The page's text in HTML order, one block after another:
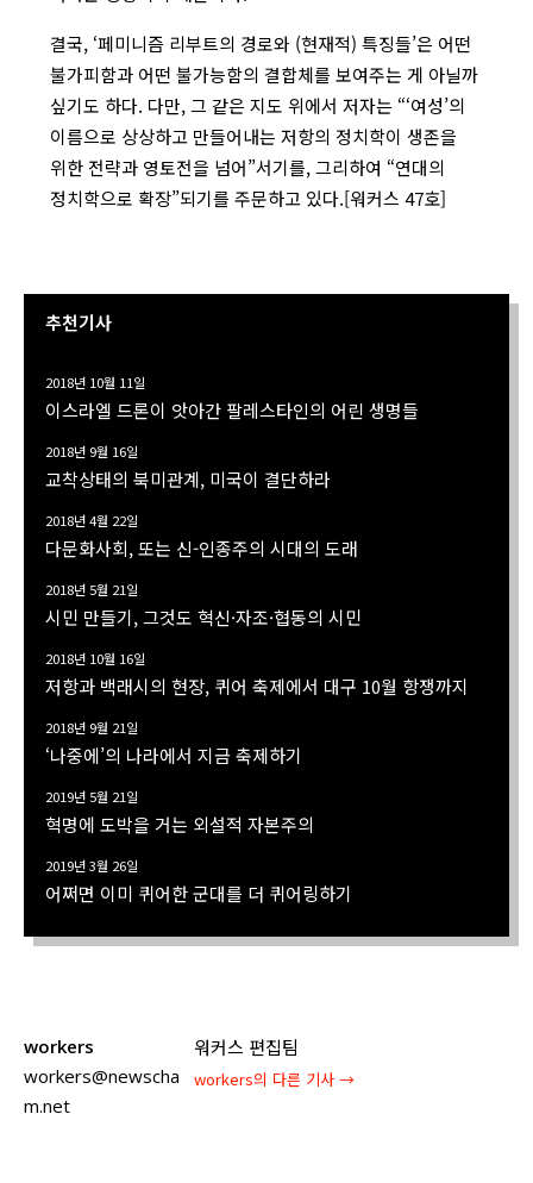
결국, ‘페미니즘 리부트의 경로와 (현재적) 특징들’은 어떤
불가피함과 어떤 불가능함의 결합체를 보여주는 게 아닐까
싶기도 하다. 다만, 그 같은 지도 위에서 저자는 “‘여성’의
이름으로 상상하고 만들어내는 저항의 정치학이 생존을
위한 전략과 영토전을 넘어”서기를, 그리하여 “연대의
정치학으로 확장”되기를 주문하고 있다.[워커스 47호]
추천기사
2018년 10월 11일
이스라엘 드론이 앗아간 팔레스타인의 어린 생명들
2018년 9월 16일
교착상태의 북미관계, 미국이 결단하라
2018년 4월 22일
다문화사회, 또는 신-인종주의 시대의 도래
2018년 5월 21일
시민 만들기, 그것도 혁신·자조·협동의 시민
2018년 10월 16일
저항과 백래시의 현장, 퀴어 축제에서 대구 10월 항쟁까지
2018년 9월 21일
‘나중에’의 나라에서 지금 축제하기
2019년 5월 21일
혁명에 도박을 거는 외설적 자본주의
2019년 3월 26일
어쩌면 이미 퀴어한 군대를 더 퀴어링하기
workers
workers@newscha
m.net
워커스 편집팀
workers의 다른 기사 →